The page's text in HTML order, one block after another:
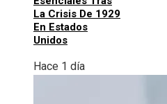
La Crisis De 1929
En Estados
Unidos
Hace 1 día